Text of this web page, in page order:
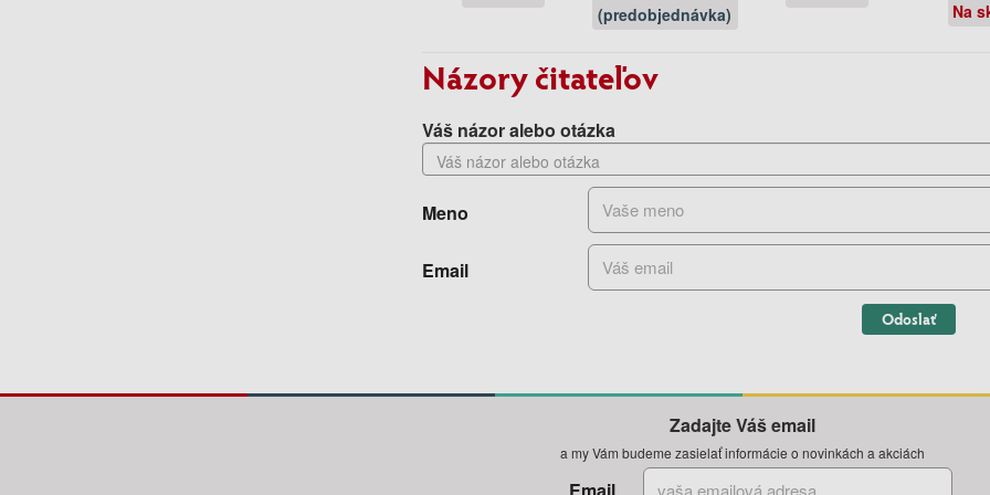
(predobjednávka)
Na
Názory čitateľov
Váš názor alebo otázka
Meno
Email
Odoslať
Zadajte Váš email
a my Vám budeme zasielať informácie o novinkách a akciách
Email